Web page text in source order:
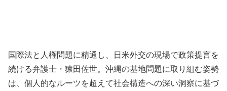
国際法と人権問題に精通し、日米外交の現場で政策提言を
続ける弁護士・猿田佐世。沖縄の基地問題に取り組む姿勢
は、個人的なルーツを超えて社会構造への深い洞察に基づ